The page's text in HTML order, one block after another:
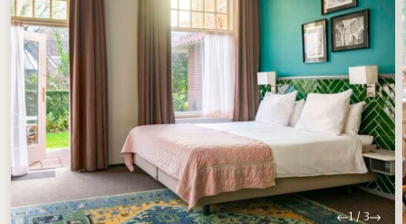
Vorige
1/ 3